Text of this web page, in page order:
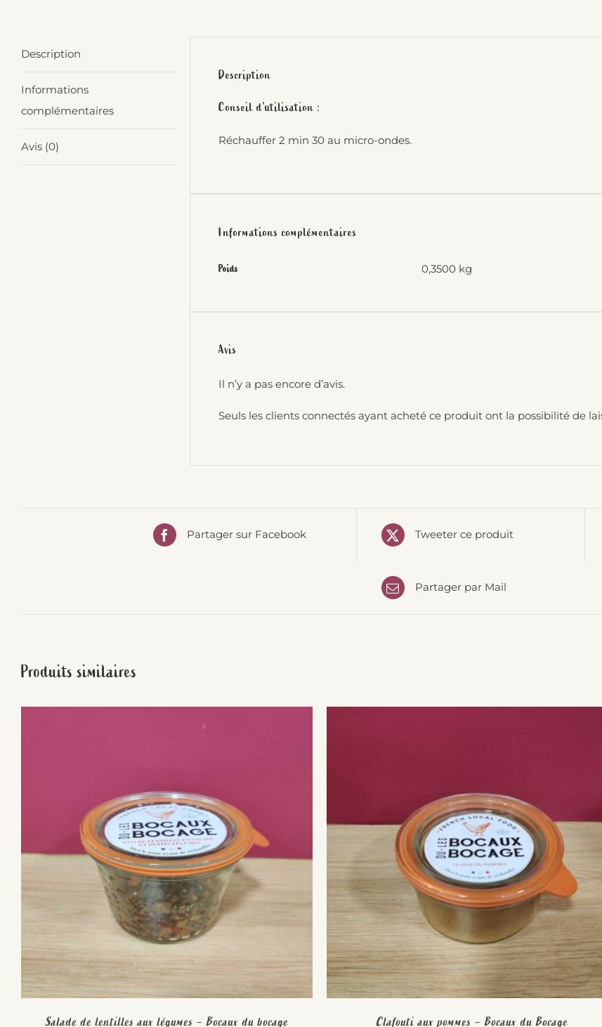
Description
Informations
complémentaires
Avis (0)
Description
Conseil d’utilisation :
Réchauffer 2 min 30 au micro-ondes.
Informations complémentaires
Poids 0,3500 kg
Avis
Il n’y a pas encore d’avis.
Seuls les clients connectés ayant acheté ce produit ont la possibilité de
Partager sur Facebook Tweeter ce produit
Partager par Mail
Produits similaires
Salade de lentilles aux légumes – Bocaux du bocage Clafouti aux pommes – Bocaux du Bocage